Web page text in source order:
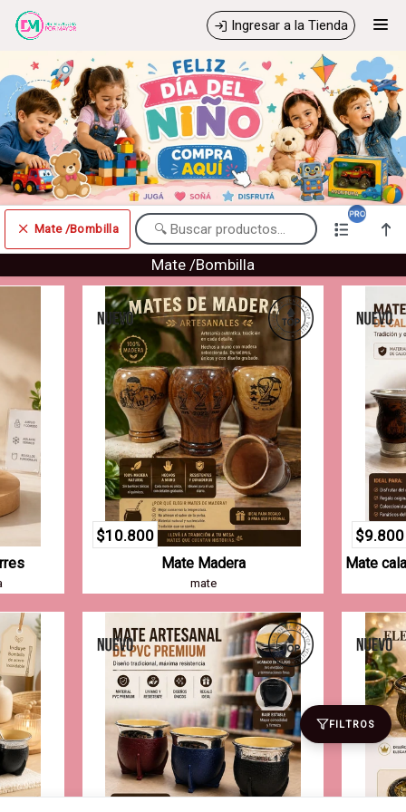
Comprá online productos de Mate /Bombilla en Distribuidora Por
Mayor
Ingresar a la Tienda
CÓMO COMPRAR
QUIÉNES SOMOS
CONTACTO
Mate /Bombilla
Comprá online productos de Mate /Bombilla en Distribuidora Por Mayor
FILTROS
Mate /Bombilla
$10.800
Mate Madera
mate
$9.800